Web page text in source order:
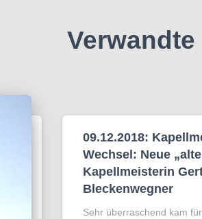
09.12.2018:
Wechsel: Neue
Kapellmeisterin
Bleckenwegner
Sehr überraschend kam